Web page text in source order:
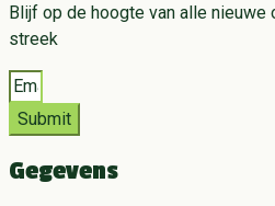
Blijf op de hoogte van alle nieuwe
streek
Submit
Gegevens